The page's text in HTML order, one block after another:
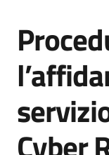
Bandi
strumenti
acquisto
Salta al contenuto